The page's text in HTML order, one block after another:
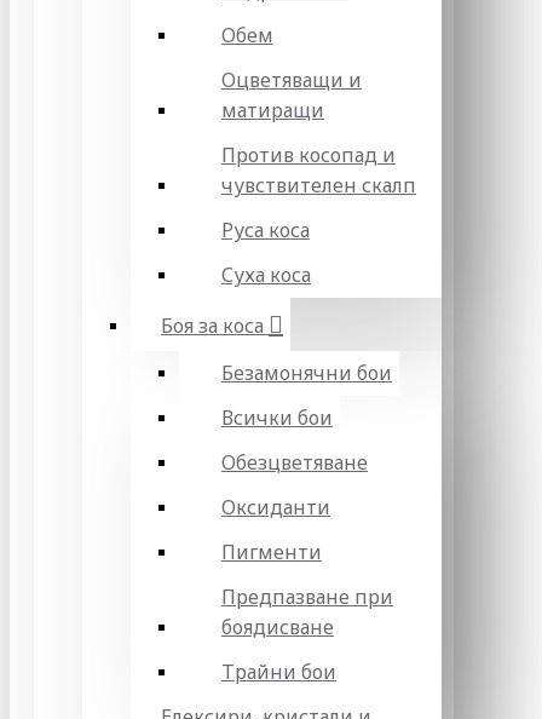
Обем
Оцветяващи и
матиращи
Против косопад и
чувствителен скалп
Руса коса
Суха коса
Боя за коса
Безамонячни бои
Всички бои
Обезцветяване
Оксиданти
Пигменти
Предпазване при
боядисване
Трайни бои